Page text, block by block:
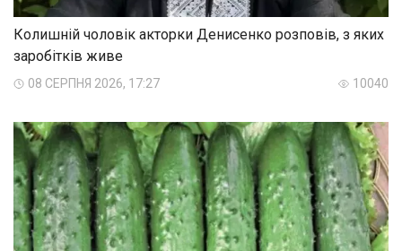
Колишній чоловік акторки Денисенко розповів, з яких
заробітків живе
08 СЕРПНЯ 2026, 17:27 10040